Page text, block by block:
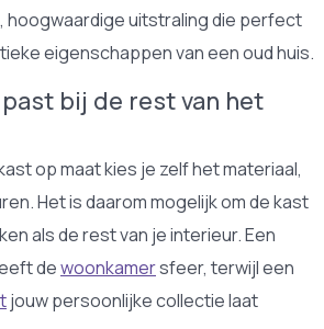
hoogwaardige uitstraling die perfect
eigenschappen van een oud huis.
bij de rest van het
op maat kies je zelf het materiaal,
Het is daarom mogelijk om de kast
als de rest van je interieur. Een
dewoonkamersfeer, terwijl een
jouw persoonlijke collectie laat